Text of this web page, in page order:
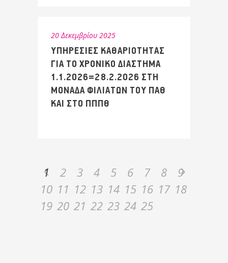
20 Δεκεμβρίου 2025
ΥΠΗΡΕΣΙΕΣ ΚΑΘΑΡΙΟΤΗΤΑΣ
ΓΙΑ ΤΟ ΧΡΟΝΙΚΟ ΔΙΑΣΤΗΜΑ
1.1.2026=28.2.2026 ΣΤΗ
ΜΟΝΑΔΑ ΦΙΛΙΑΤΩΝ ΤΟΥ ΠΑΘ
ΚΑΙ ΣΤΟ ΠΠΠΘ
1 2 3 4 5 6 7 8
9
10 11 12 13 14 15 16 17 18
19 20 21 22 23 24 25